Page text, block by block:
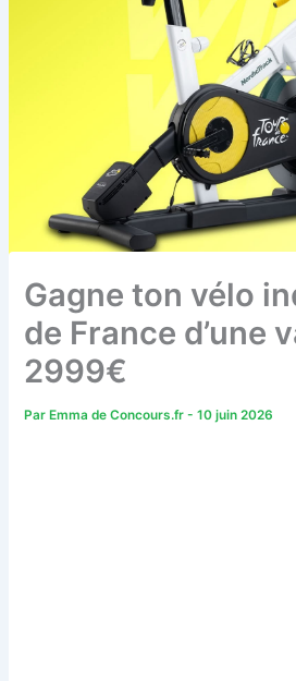
Gagne ton vélo
de France d’une
2999€
ParEmma de Concours.fr-10 juin 2026